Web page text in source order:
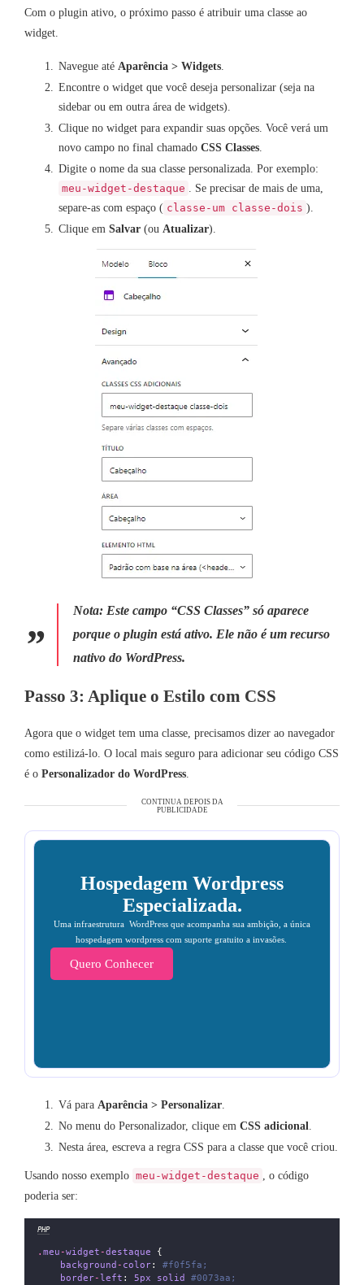
Com o plugin ativo, o próximo passo é atribuir uma classe ao
widget.
Navegue até Aparência > Widgets.
Encontre o widget que você deseja personalizar (seja na
sidebar ou em outra área de widgets).
Clique no widget para expandir suas opções. Você verá um
novo campo no final chamado CSS Classes.
Digite o nome da sua classe personalizada. Por exemplo:
meu-widget-destaque . Se precisar de mais de uma,
separe-as com espaço ( classe-um classe-dois ).
Clique em Salvar (ou Atualizar).
Nota: Este campo “CSS Classes” só aparece
porque o plugin está ativo. Ele não é um recurso
nativo do WordPress.
Passo 3: Aplique o Estilo com CSS
Agora que o widget tem uma classe, precisamos dizer ao navegador
como estilizá-lo. O local mais seguro para adicionar seu código CSS
é o Personalizador do WordPress.
CONTINUA DEPOIS DA
PUBLICIDADE
Hospedagem Wordpress
Especializada.
Uma infraestrutura WordPress que acompanha sua ambição, a única
hospedagem wordpress com suporte gratuito a invasões.
Quero Conhecer
Vá para Aparência > Personalizar.
No menu do Personalizador, clique em CSS adicional.
Nesta área, escreva a regra CSS para a classe que você criou.
Usando nosso exemplo meu-widget-destaque , o código
poderia ser:
PHP
. meu -widget -destaque {
background - color: #f0f5fa;
border- left : 5px solid
#0073aa;